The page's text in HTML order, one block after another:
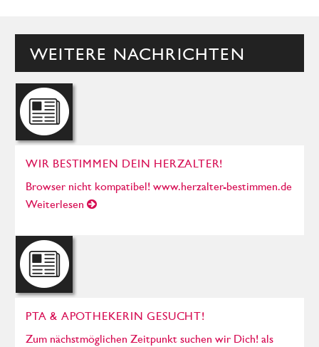
WEITERE NACHRICHTEN
WIR BESTIMMEN DEIN HERZALTER!
Browser nicht kompatibel! www.herzalter-bestimmen.de
Weiterlesen
PTA & APOTHEKERIN GESUCHT!
Zum nächstmöglichen Zeitpunkt suchen wir Dich! als